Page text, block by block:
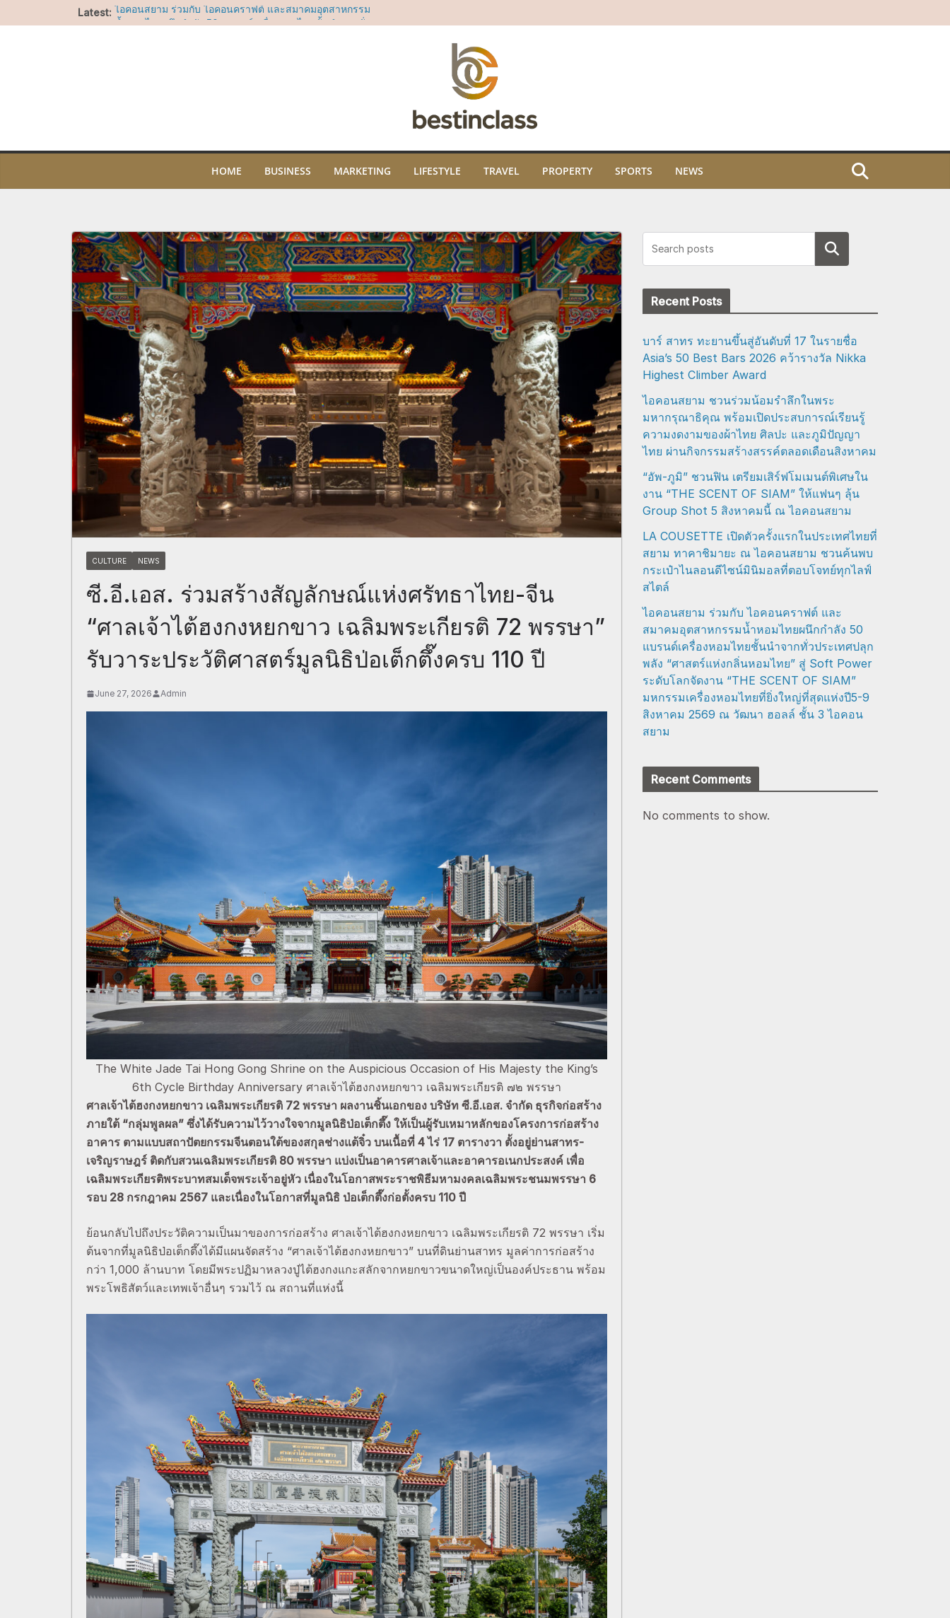
to
Latest: ไอคอนสยาม ร่วมกับ ไอคอนคราฟต์ และสมาคมอุตสาหกรรม
น้ำหอมไทยผนึกกำลัง 50 แบรนด์เครื่องหอมไทยชั้นนำจากทั่ว
ไทย ผ่านกิจกรรมสร้างสรรค์ตลอดเดือนสิงหาคม
“อัพ-ภูมิ” ชวนฟิน เตรียมเสิร์ฟโมเมนต์พิเศษในงาน “THE SCENT
HOME BUSINESS MARKETING LIFESTYLE TRAVEL PROPERTY SPORTS NEWS
CULTURE NEWS
ซี.อี.เอส. ร่วมสร้างสัญลักษณ์แห่งศรัทธาไทย-จีน
“ศาลเจ้าไต้ฮงกงหยกขาว เฉลิมพระเกียรติ 72 พรรษา”
รับวาระประวัติศาสตร์มูลนิธิป่อเต็กตึ๊งครบ 110 ปี
June 27, 2026 Admin
The White Jade Tai Hong Gong Shrine on the Auspicious Occasion of His Majesty the King’s
6th Cycle Birthday Anniversary ศาลเจ้าไต้ฮงกงหยกขาว เฉลิมพระเกียรติ ๗๒ พรรษา
ศาลเจ้าไต้ฮงกงหยกขาว เฉลิมพระเกียรติ 72 พรรษา ผลงานชิ้นเอกของ บริษัท ซี.อี.เอส. จำกัด ธุรกิจก่อสร้าง
ภายใต้ “กลุ่มพูลผล” ซึ่งได้รับความไว้วางใจจากมูลนิธิป่อเต็กตึ๊ง ให้เป็นผู้รับเหมาหลักของโครงการก่อสร้าง
อาคาร ตามแบบสถาปัตยกรรมจีนตอนใต้ของสกุลช่างแต้จิ๋ว บนเนื้อที่ 4 ไร่ 17 ตารางวา ตั้งอยู่ย่านสาทร-
เจริญราษฎร์ ติดกับสวนเฉลิมพระเกียรติ 80 พรรษา แบ่งเป็นอาคารศาลเจ้าและอาคารอเนกประสงค์ เพื่อ
เฉลิมพระเกียรติพระบาทสมเด็จพระเจ้าอยู่หัว เนื่องในโอกาสพระราชพิธีมหามงคลเฉลิมพระชนมพรรษา 6
รอบ 28 กรกฎาคม 2567 และเนื่องในโอกาสที่มูลนิธิ ป่อเต็กตึ๊งก่อตั้งครบ 110 ปี
ย้อนกลับไปถึงประวัติความเป็นมาของการก่อสร้าง ศาลเจ้าไต้ฮงกงหยกขาว เฉลิมพระเกียรติ 72 พรรษา เริ่ม
ต้นจากที่มูลนิธิป่อเต็กตึ๊งได้มีแผนจัดสร้าง “ศาลเจ้าไต้ฮงกงหยกขาว” บนที่ดินย่านสาทร มูลค่าการก่อสร้าง
กว่า 1,000 ล้านบาท โดยมีพระปฏิมาหลวงปู่ไต้ฮงกงแกะสลักจากหยกขาวขนาดใหญ่เป็นองค์ประธาน พร้อม
พระโพธิสัตว์และเทพเจ้าอื่นๆ รวมไว้ ณ สถานที่แห่งนี้
Search
Recent Posts
บาร์ สาทร ทะยานขึ้นสู่อันดับที่ 17 ในรายชื่อ
Asia’s 50 Best Bars 2026 คว้ารางวัล Nikka
Highest Climber Award
ไอคอนสยาม ชวนร่วมน้อมรำลึกในพระ
มหากรุณาธิคุณ พร้อมเปิดประสบการณ์เรียนรู้
ความงดงามของผ้าไทย ศิลปะ และภูมิปัญญา
ไทย ผ่านกิจกรรมสร้างสรรค์ตลอดเดือนสิงหาคม
“อัพ-ภูมิ” ชวนฟิน เตรียมเสิร์ฟโมเมนต์พิเศษใน
งาน “THE SCENT OF SIAM” ให้แฟนๆ ลุ้น
Group Shot 5 สิงหาคมนี้ ณ ไอคอนสยาม
LA COUSETTE เปิดตัวครั้งแรกในประเทศไทยที่
สยาม ทาคาชิมายะ ณ ไอคอนสยาม ชวนค้นพบ
กระเป๋าไนลอนดีไซน์มินิมอลที่ตอบโจทย์ทุกไลฟ์
สไตล์
ไอคอนสยาม ร่วมกับ ไอคอนคราฟต์ และ
สมาคมอุตสาหกรรมน้ำหอมไทยผนึกกำลัง 50
แบรนด์เครื่องหอมไทยชั้นนำจากทั่วประเทศปลุก
พลัง “ศาสตร์แห่งกลิ่นหอมไทย” สู่ Soft Power
ระดับโลกจัดงาน “THE SCENT OF SIAM”
มหกรรมเครื่องหอมไทยที่ยิ่งใหญ่ที่สุดแห่งปี5-9
สิงหาคม 2569 ณ วัฒนา ฮอลล์ ชั้น 3 ไอคอน
สยาม
Recent Comments
No comments to show.